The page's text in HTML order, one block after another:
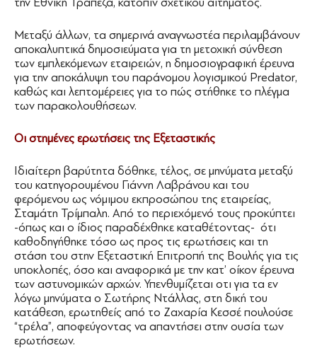
Μεταξύ άλλων, τα σημερινά αναγνωστέα περιλαμβάνουν
αποκαλυπτικά δημοσιεύματα για τη μετοχική σύνθεση
των εμπλεκόμενων εταιρειών, η δημοσιογραφική έρευνα
για την αποκάλυψη του παράνομου λογισμικού Predator,
καθώς και λεπτομέρειες για το πώς στήθηκε το πλέγμα
των παρακολουθήσεων.
Οι στημένες ερωτήσεις της Εξεταστικής
Ιδιαίτερη βαρύτητα δόθηκε, τέλος, σε μηνύματα μεταξύ
του κατηγορουμένου Γιάννη Λαβράνου και του
φερόμενου ως νόμιμου εκπροσώπου της εταιρείας,
Σταμάτη Τρίμπαλη. Από το περιεχόμενό τους προκύπτει
-όπως και ο ίδιος παραδέχθηκε καταθέτοντας- ότι
καθοδηγήθηκε τόσο ως προς τις ερωτήσεις και τη
στάση του στην Εξεταστική Επιτροπή της Βουλής για τις
υποκλοπές, όσο και αναφορικά με την κατ’ οίκον έρευνα
των αστυνομικών αρχών. Υπενθυμίζεται οτι για τα εν
λόγω μηνύματα ο Σωτήρης Ντάλλας, στη δική του
κατάθεση, ερωτηθείς από το Ζαχαρία Κεσσέ πουλούσε
“τρέλα”, αποφεύγοντας να απαντήσει στην ουσία των
ερωτήσεων.